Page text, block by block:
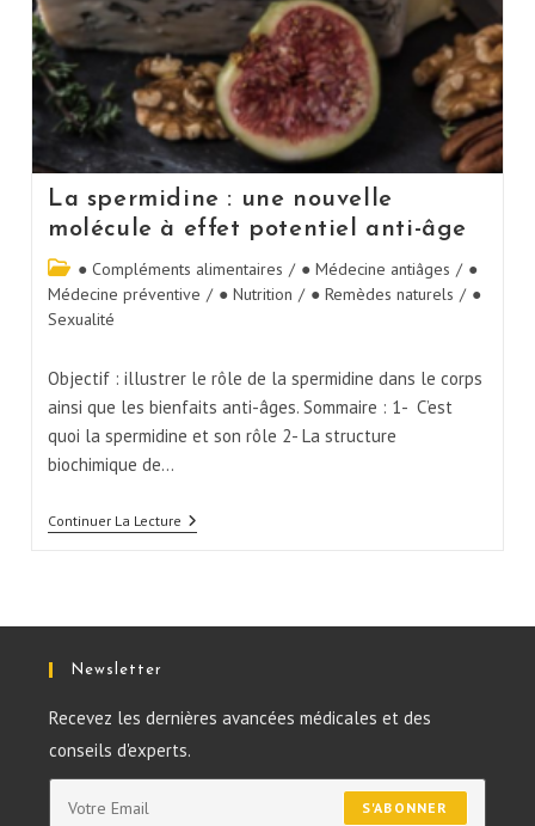
La spermidine : une nouvelle
molécule à effet potentiel anti-âge
● Compléments alimentaires / ● Médecine antiâges / ●
Médecine préventive / ● Nutrition / ● Remèdes naturels / ●
Sexualité
Objectif : illustrer le rôle de la spermidine dans le corps
ainsi que les bienfaits anti-âges. Sommaire : 1- C’est
quoi la spermidine et son rôle 2- La structure
biochimique de…
Continuer La Lecture
Newsletter
Recevez les dernières avancées médicales et des
conseils d'experts.
S'ABONNER